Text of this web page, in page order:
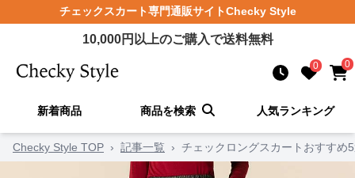
チェックスカート専門通販サイトChecky Style
10,000円以上のご購入で送料無料
0 0
新着商品 商品を検索 人気ランキング
Checky Style TOP › 記事一覧 › チェックロングスカートおすすめ